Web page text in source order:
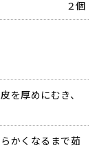
２個
を厚めにむき、
かくなるまで茹